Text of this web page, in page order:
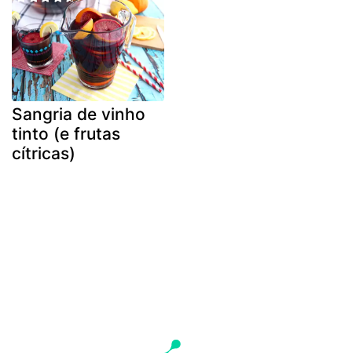
Sangria de vinho
tinto (e frutas
cítricas)